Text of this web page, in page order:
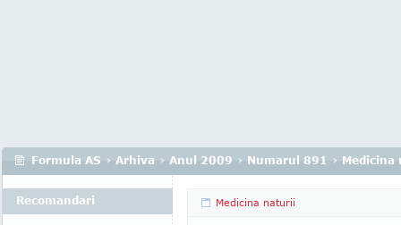
Formula AS › Arhiva › Anul 2009 › Numarul 891 › Medicina
Medicina naturii
Recomandari